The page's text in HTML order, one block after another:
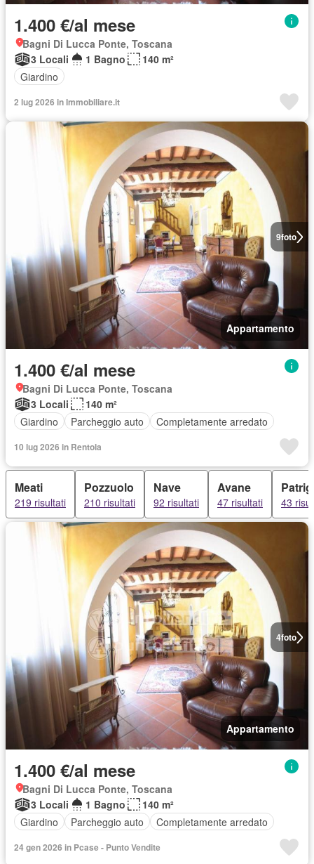
1.400 €/al mese
Bagni Di Lucca Ponte, Toscana
3 Locali
1 Bagno
140 m²
Giardino
2 lug 2026 in Immobiliare.it
9foto
Appartamento
1.400 €/al mese
Bagni Di Lucca Ponte, Toscana
3 Locali
140 m²
Giardino
Parcheggio auto Completamente arredato
10 lug 2026 in Rentola
Meati
219 risultati
Pozzuolo
210 risultati
Nave
92 risultati
Avane
47 risultati 43
4foto
Appartamento
1.400 €/al mese
Bagni Di Lucca Ponte, Toscana
3 Locali
1 Bagno
140 m²
Giardino
Parcheggio auto Completamente arredato
24 gen 2026 in Pcase - Punto Vendite